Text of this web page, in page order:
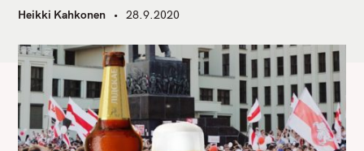
Heikki Kahkonen 28.9.2020